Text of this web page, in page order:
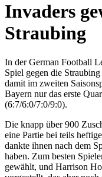
Invaders
Straubing
In der German Football
Spiel gegen die
damit im zweiten
Bayern nur das erste
(6:7/6:0/7:0/9:0).
Die knapp über 900
eine Partie bei teils
dankte ihnen nach dem
haben. Zum besten
gewählt, und Harrison